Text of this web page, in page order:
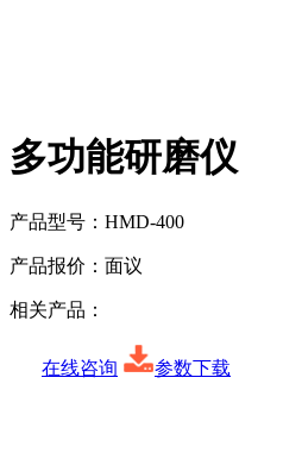
多功能研磨仪
产品型号： HMD-400
产品报价： 面议
相关产品：
在线咨询 参数下载